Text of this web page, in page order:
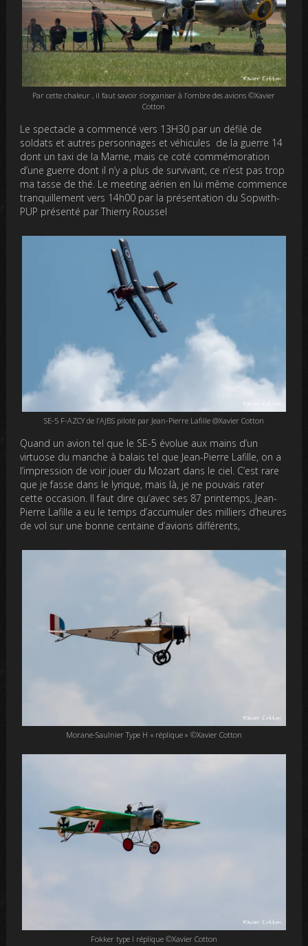
Par cette chaleur , il faut savoir s’organiser à l’ombre des avions ©Xavier
Cotton
Le spectacle a commencé vers 13H30 par un défilé de
soldats et autres personnages et véhicules de la guerre 14
dont un taxi de la Marne, mais ce coté commémoration
d’une guerre dont il n’y a plus de survivant, ce n’est pas trop
ma tasse de thé. Le meeting aérien en lui même commence
tranquillement vers 14h00 par la présentation du Sopwith-
PUP présenté par Thierry Roussel
SE-5 F-AZCY de l’AJBS piloté par Jean-Pierre Lafille @Xavier Cotton
Quand un avion tel que le SE-5 évolue aux mains d’un
virtuose du manche à balais tel que Jean-Pierre Lafille, on a
l’impression de voir jouer du Mozart dans le ciel. C’est rare
que je fasse dans le lyrique, mais là, je ne pouvais rater
cette occasion. Il faut dire qu’avec ses 87 printemps, Jean-
Pierre Lafille a eu le temps d’accumuler des milliers d’heures
de vol sur une bonne centaine d’avions différents,
Morane-Saulnier Type H « réplique » ©Xavier Cotton
Fokker type I réplique ©Xavier Cotton